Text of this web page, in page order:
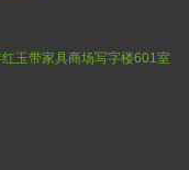
玉带家具商场写字楼601室